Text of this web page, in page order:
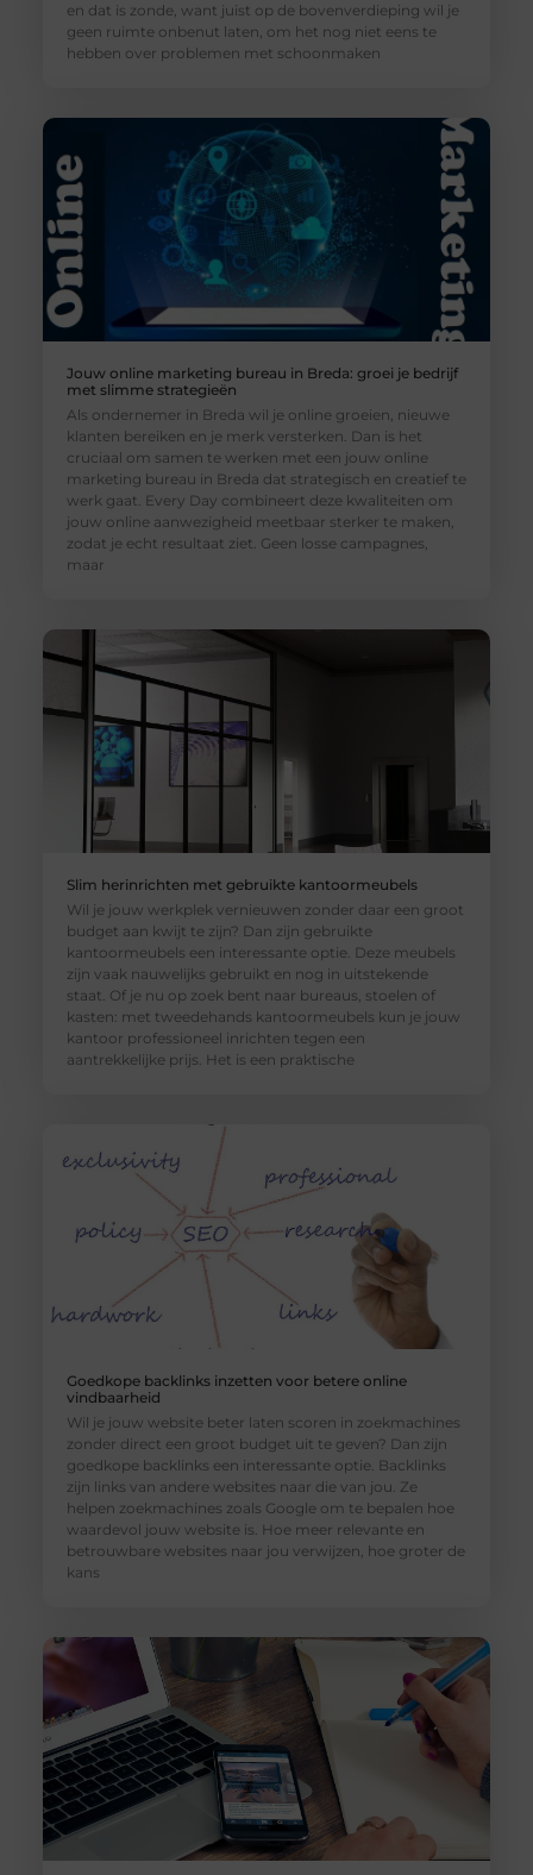
en dat is zonde, want juist op de bovenverdieping wil je
geen ruimte onbenut laten, om het nog niet eens te
hebben over problemen met schoonmaken
Jouw online marketing bureau in Breda: groei je bedrijf
met slimme strategieën
Als ondernemer in Breda wil je online groeien, nieuwe
klanten bereiken en je merk versterken. Dan is het
cruciaal om samen te werken met een jouw online
marketing bureau in Breda dat strategisch en creatief te
werk gaat. Every Day combineert deze kwaliteiten om
jouw online aanwezigheid meetbaar sterker te maken,
zodat je echt resultaat ziet. Geen losse campagnes,
maar
Slim herinrichten met gebruikte kantoormeubels
Wil je jouw werkplek vernieuwen zonder daar een groot
budget aan kwijt te zijn? Dan zijn gebruikte
kantoormeubels een interessante optie. Deze meubels
zijn vaak nauwelijks gebruikt en nog in uitstekende
staat. Of je nu op zoek bent naar bureaus, stoelen of
kasten: met tweedehands kantoormeubels kun je jouw
kantoor professioneel inrichten tegen een
aantrekkelijke prijs. Het is een praktische
Goedkope backlinks inzetten voor betere online
vindbaarheid
Wil je jouw website beter laten scoren in zoekmachines
zonder direct een groot budget uit te geven? Dan zijn
goedkope backlinks een interessante optie. Backlinks
zijn links van andere websites naar die van jou. Ze
helpen zoekmachines zoals Google om te bepalen hoe
waardevol jouw website is. Hoe meer relevante en
betrouwbare websites naar jou verwijzen, hoe groter de
kans